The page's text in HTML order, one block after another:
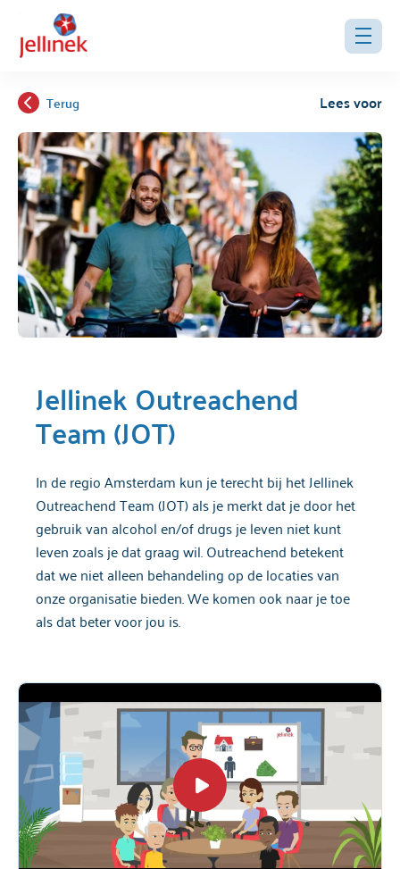
Jellinek Outreachend
Team (JOT)
In de regio Amsterdam kun je terecht bij het Jellinek
Outreachend Team (JOT) als je merkt dat je door het
gebruik van alcohol en/of drugs je leven niet kunt
leven zoals je dat graag wil. Outreachend betekent
dat we niet alleen behandeling op de locaties van
onze organisatie bieden. We komen ook naar je toe
als dat beter voor jou is.
Terug Lees voor